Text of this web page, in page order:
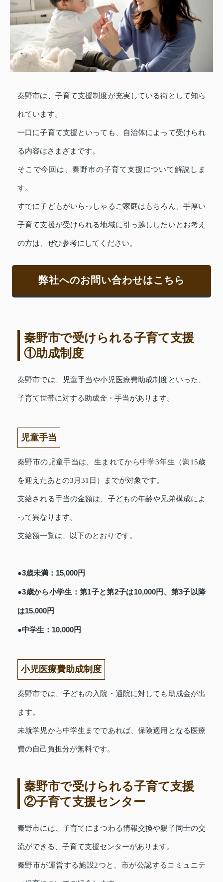
秦野市は、子育て支援制度が充実している街として知ら
れています。
一口に子育て支援といっても、自治体によって受けられ
る内容はさまざまです。
そこで今回は、秦野市の子育て支援について解説しま
す。
すでに子どもがいらっしゃるご家庭はもちろん、手厚い
子育て支援が受けられる地域に引っ越ししたいとお考え
の方は、ぜひ参考にしてください。
弊社へのお問い合わせはこちら
秦野市で受けられる子育て支援
①助成制度
秦野市では、児童手当や小児医療費助成制度といった、
子育て世帯に対する助成金・手当があります。
児童手当
秦野市の児童手当は、生まれてから中学3年生（満15歳
を迎えたあとの3月31日）までが対象です。
支給される手当の金額は、子どもの年齢や兄弟構成によ
って異なります。
支給額一覧は、以下のとおりです。
●3歳未満：15,000円
●3歳から小学生：第1子と第2子は10,000円、第3子以降
は15,000円
●中学生：10,000円
小児医療費助成制度
秦野市では、子どもの入院・通院に対しても助成金が出
ます。
未就学児から中学生までであれば、保険適用となる医療
費の自己負担分が無料です。
秦野市で受けられる子育て支援
②子育て支援センター
秦野市には、子育てにまつわる情報交換や親子同士の交
流ができる、子育て支援センターがあります。
秦野市が運営する施設2つと、市が公認するコミュニテ